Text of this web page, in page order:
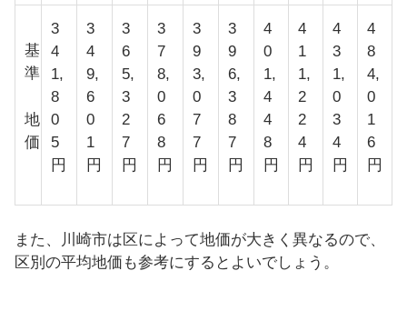
基
準
地
価
3
4
1,
8
0
5
円
3
4
9,
6
0
1
円
3
6
5,
3
2
7
円
3
7
8,
0
6
8
円
3
9
3,
0
7
7
円
3
9
6,
3
8
7
円
4
0
1,
4
4
8
円
4
1
1,
2
2
4
円
4
3
1,
0
3
4
円
4
8
4,
0
1
6
円
また、川崎市は区によって地価が大きく異なるので、
区別の平均地価も参考にするとよいでしょう。